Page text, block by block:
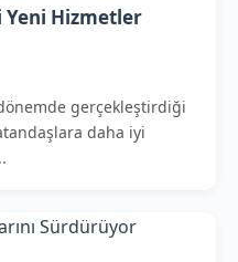
Yeni Hizmetler
gerçekleştirdiği
daha iyi